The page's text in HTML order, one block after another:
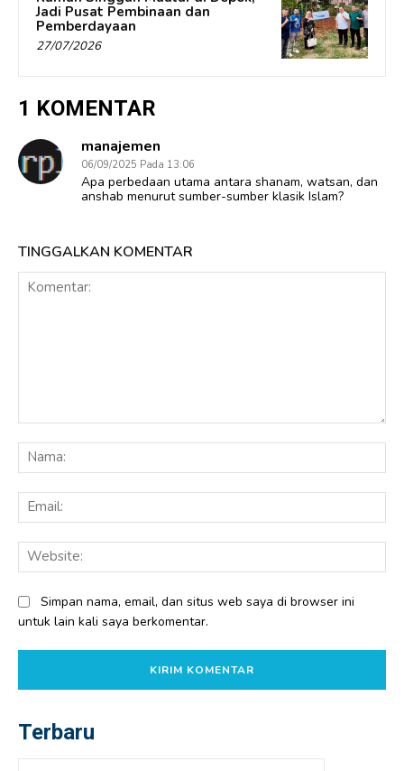
Jadi Pusat Pembinaan dan
Pemberdayaan
27/07/2026
1 KOMENTAR
manajemen
06/09/2025 Pada 13:06
Apa perbedaan utama antara shanam, watsan, dan
anshab menurut sumber-sumber klasik Islam?
TINGGALKAN KOMENTAR
Simpan nama, email, dan situs web saya di browser ini
untuk lain kali saya berkomentar.
Terbaru